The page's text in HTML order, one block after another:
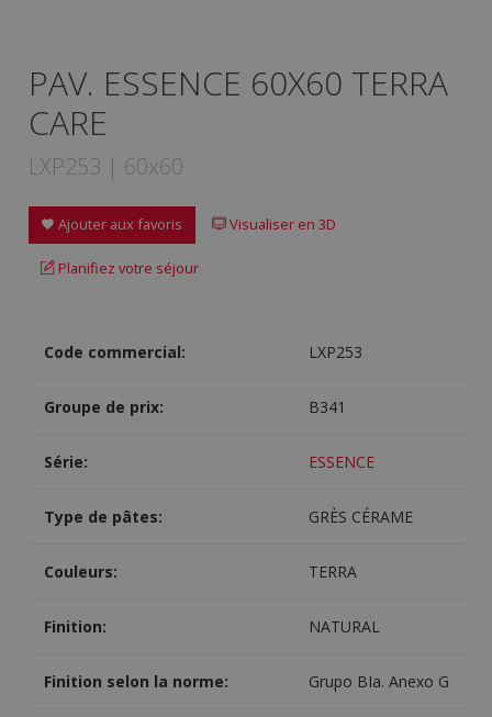
PAV. ESSENCE 60X60 TERRA
CARE
LXP253 | 60x60
Ajouter aux favoris Visualiser en 3D
Planifiez votre séjour
Code commercial: LXP253
Groupe de prix: B341
Série: ESSENCE
Type de pâtes: GRÈS CÉRAME
Couleurs: TERRA
Finition: NATURAL
Finition selon la norme: Grupo BIa. Anexo G